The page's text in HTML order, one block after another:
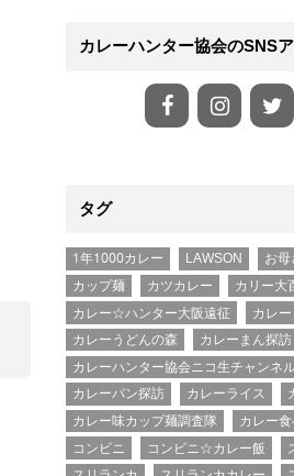
カレーハンター協会のSNS
タグ
1年1000カレー LAWSON
お
カップ麺
カツカレー
カリー大
カレー☆ハンター大阪遠征
カレ
カレーうどんの森
カレーまん探訪
カレーハンター協会ニコ生チャンネ
カレーパン探訪
カレーライス
カレー味カップ麺調査隊
カレー
コンビニ
コンビニ☆カレー飯